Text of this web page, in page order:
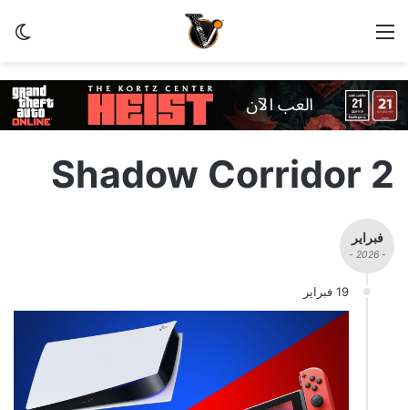
القائمة
Shadow Corridor 2
فبراير
- 2026 -
19 فبراير